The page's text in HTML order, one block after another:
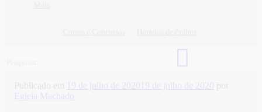
Publicado em 19 de julho de 2020 19 de julho de 2020 por
Egleia Machado